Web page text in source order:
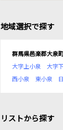
地域選択で探す
群馬県邑楽郡大泉
大字上小泉
大字
西小泉
東小泉
リストから探す